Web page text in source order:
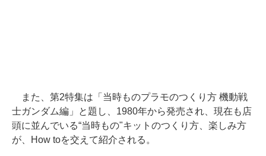
また、第2特集は「当時ものプラモのつくり方 機動戦
士ガンダム編」と題し、1980年から発売され、現在も店
頭に並んでいる“当時もの"キットのつくり方、楽しみ方
が、How toを交えて紹介される。